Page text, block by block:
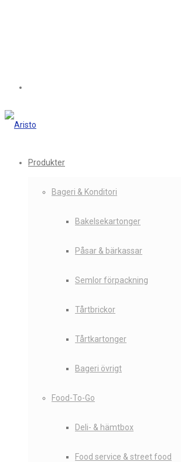
Produkter
Bageri & Konditori
Bakelsekartonger
Påsar & bärkassar
Semlor förpackning
Tårtbrickor
Tårtkartonger
Bageri övrigt
Food-To-Go
Deli- & hämtbox
Food service & street food